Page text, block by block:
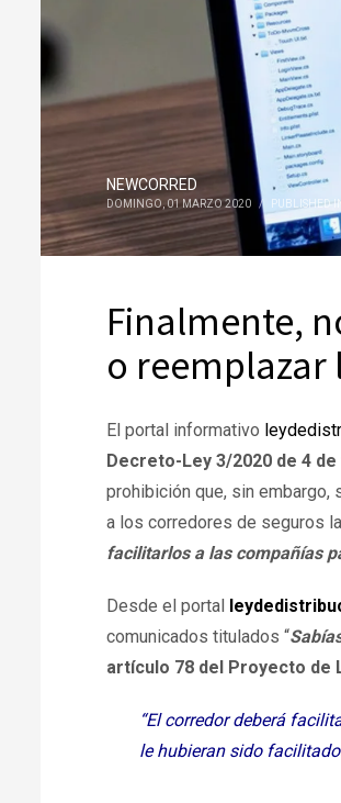
NEWCORRED
DOMINGO, 01 MARZO 2020 / PUBLISHED
Finalmente,
o reemplazar
El portal informativo
Decreto-Ley 3/2020 de 4
prohibición que, sin
a los corredores de seguros
facilitarlos a las compañías
Desde el portal
comunicados titulados “
artículo 78 del Proyecto de
“El corredor deberá
le hubieran sido